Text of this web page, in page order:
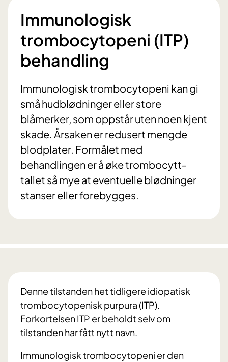
Immunologisk
trombocytopeni (ITP)
behandling
Immunologisk trombocytopeni kan gi
små hudblødninger eller store
blåmerker, som oppstår uten noen kjent
skade. Årsaken er redusert mengde
blodplater. Formålet med
behandlingen er å øke trombocytt‐
tallet så mye at eventuelle blødninger
stanser eller forebygges.
Denne tilstanden het tidligere idiopatisk
trombocytopenisk purpura (ITP).
Forkortelsen ITP er beholdt selv om
tilstanden har fått nytt navn.
Immunologisk trombocytopeni er den